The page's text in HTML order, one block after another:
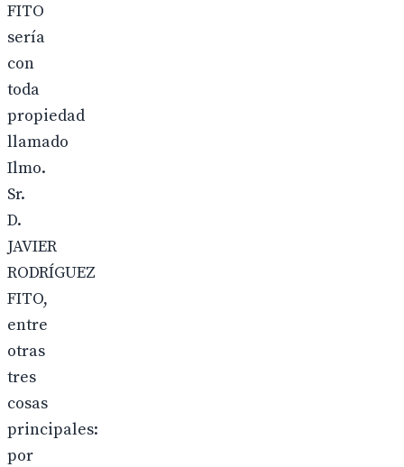
FITO
sería
con
toda
propiedad
llamado
Ilmo.
Sr.
D.
JAVIER
RODRÍGUEZ
FITO,
entre
otras
tres
cosas
principales:
por